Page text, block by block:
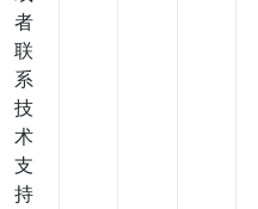
者
联
系
技
术
支
持